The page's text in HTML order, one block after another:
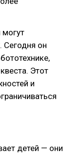
могут
Сегодня он
Этот
и
детей — они